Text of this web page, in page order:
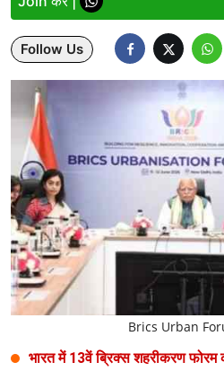
Entertainment
Women
X Education
Article
Religion
Interview
Business
Relationship
Education
Defence & Security
Follow Us
Brics Urban
भारत में 13वें ब्रिक्स शहरीकरण